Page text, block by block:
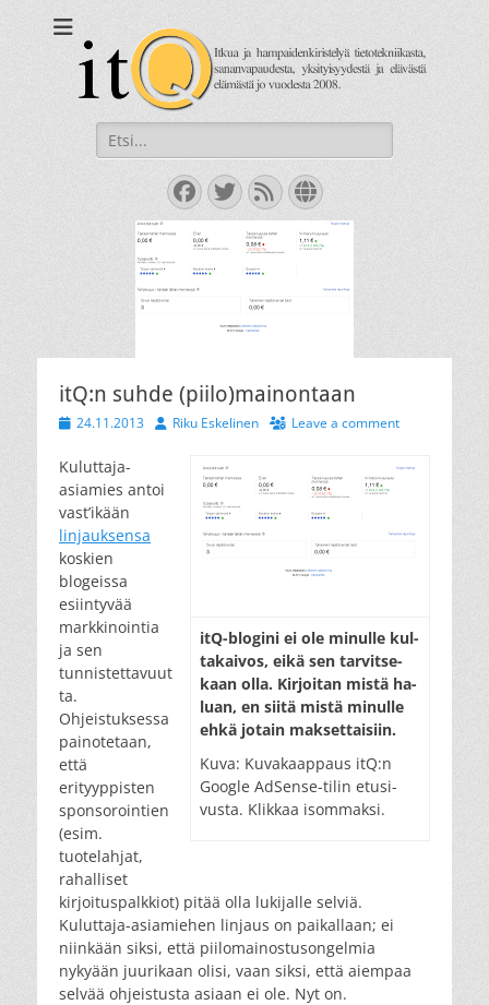
Itkua ja hammastenkiristelyä jo vuodesta 2008.
Search
for:
Facebook
Twitter
FeedWebsite
itQ:n suhde (piilo)mainontaan
Posted
24.11.2013 AuthorRiku Eskelinen Leave a comment
itQ-blo­gi­ni ei ole mi­nul­le kul­
ta­kai­vos, ei­kä sen tar­vit­se­
kaan ol­la. Kir­joi­tan mis­tä ha­
luan, en sii­tä mis­tä mi­nul­le
eh­kä jo­tain mak­set­tai­siin.
Kuva: Ku­va­kaap­paus itQ:n
Google AdSense-tilin etu­si­
vus­ta. Klik­kaa isom­mak­si.
Kuluttaja-
asiamies antoi
vast’ikään
linjauksensa
koskien
blogeissa
esiintyvää
markkinointia
ja sen
tunnistettavuut
ta.
Ohjeistuksessa
painotetaan,
että
erityyppisten
sponsorointien
(esim.
tuotelahjat,
rahalliset
kirjoituspalkkiot) pitää olla lukijalle selviä.
Kuluttaja-asiamiehen linjaus on paikallaan; ei
niinkään siksi, että piilomainostusongelmia
nykyään juurikaan olisi, vaan siksi, että aiempaa
selvää ohjeistusta asiaan ei ole. Nyt on.